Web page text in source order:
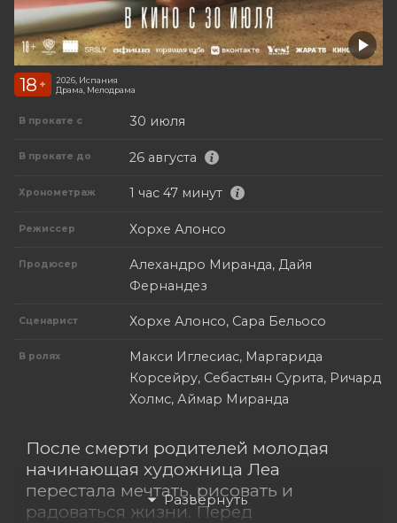
18 +
2026, Испания
Драма, Мелодрама
В прокате с 30 июля
В прокате до 26 августа
Хронометраж 1 час 47 минут
Режиссер Хорхе Алонсо
Продюсер
Алехандро Миранда, Дайя
Фернандез
Сценарист Хорхе Алонсо, Сара Бельосо
В ролях
Макси Иглесиас, Маргарида
Корсейру, Себастьян Сурита, Ричард
Холмс, Аймар Миранда
После смерти родителей молодая
начинающая художница Леа
перестала мечтать, рисовать и
радоваться жизни. Перед